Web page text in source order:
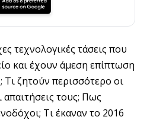
τεχνολογικές τάσεις που
και έχουν άμεση επίπτωση
Τι ζητούν περισσότερο οι
απαιτήσεις τους; Πως
Τι έκαναν το 2016